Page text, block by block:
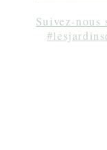
Suivez-nous